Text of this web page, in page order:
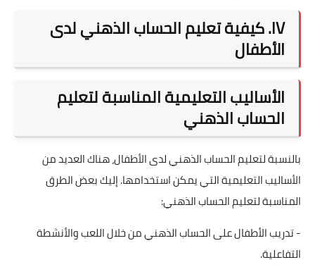
IV. كيفية تعليم الحساب الذهني لدى
الأطفال
الأساليب التعليمية المناسبة لتعليم
الحساب الذهني
بالنسبة لتعليم الحساب الذهني لدى الأطفال، هناك العديد من
الأساليب التعليمية التي يمكن استخدامها. إليك بعض الطرق
المناسبة لتعليم الحساب الذهني:
- تدريب الأطفال على الحساب الذهني من خلال اللعب والأنشطة
التفاعلية.